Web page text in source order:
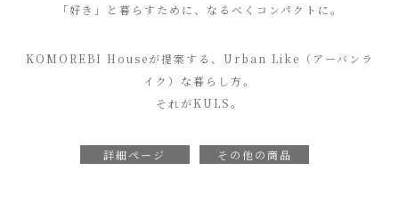
「好き」と暮らすために、なるべくコンパクトに。
KOMOREBI Houseが提案する、Urban Like（アーバンラ
イク）な暮らし方。
それがKULS。
詳細ページ その他の商品